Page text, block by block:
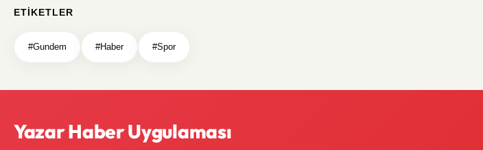
ETIKETLER
#Gundem #Haber #Spor
Yazar Haber Uygulaması